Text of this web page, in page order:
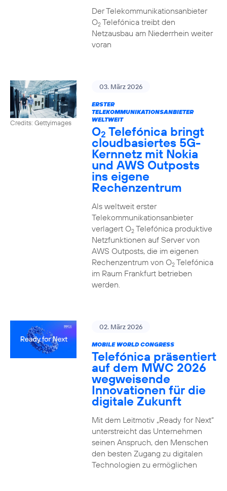
Der Telekommunikationsanbieter
O2Telefónica treibt den
Netzausbau am Niederrhein weiter
voran
Credits: Gettyimages
03. März 2026
ERSTER
TELEKOMMUNIKATIONSANBIETER
WELTWEIT
O2 Telefónica bringt
cloudbasiertes 5G-
Kernnetz mit Nokia
und AWS Outposts
ins eigene
Rechenzentrum
Als weltweit erster
Telekommunikationsanbieter
verlagert O2Telefónica produktive
Netzfunktionen auf Server von
AWS Outposts, die im eigenen
Rechenzentrum von O2Telefónica
im Raum Frankfurt betrieben
werden.
02. März 2026
MOBILE WORLD CONGRESS
Telefónica präsentiert
auf dem MWC 2026
wegweisende
Innovationen für die
digitale Zukunft
Mit dem Leitmotiv „Ready for Next“
unterstreicht das Unternehmen
seinen Anspruch, den Menschen
den besten Zugang zu digitalen
Technologien zu ermöglichen